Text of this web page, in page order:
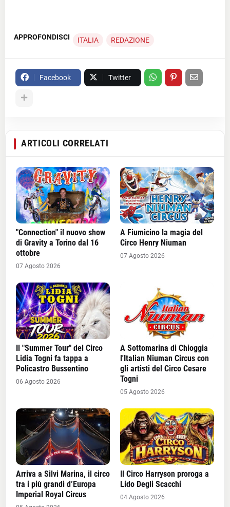
APPROFONDISCI ITALIA REDAZIONE
Facebook Twitter
ARTICOLI CORRELATI
"Connection" il nuovo show
di Gravity a Torino dal 16
ottobre
07 Agosto 2026
A Fiumicino la magia del
Circo Henry Niuman
07 Agosto 2026
Il "Summer Tour" del Circo
Lidia Togni fa tappa a
Policastro Bussentino
06 Agosto 2026
A Sottomarina di Chioggia
l'Italian Niuman Circus con
gli artisti del Circo Cesare
Togni
05 Agosto 2026
Arriva a Silvi Marina, il circo
tra i più grandi d’Europa
Imperial Royal Circus
Il Circo Harryson proroga a
Lido Degli Scacchi
04 Agosto 2026